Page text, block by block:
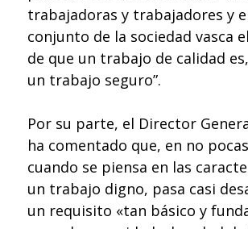
trabajadoras y trabajadores y
conjunto de la sociedad vasca
de que un trabajo de calidad
un trabajo seguro”.
Por su parte, el Director
ha comentado que, en no
cuando se piensa en las
un trabajo digno, pasa casi
un requisito «tan básico y